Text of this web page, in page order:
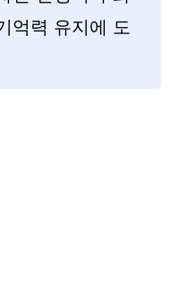
억력 유지에 도